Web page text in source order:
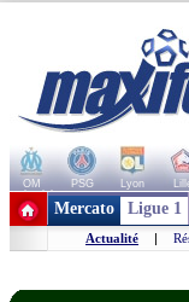
OM PSG Lyon
+ de clubs
Mercato Ligue 1
Actualité |